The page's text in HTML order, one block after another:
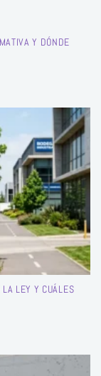
Y DÓNDE
LEY Y CUÁLES